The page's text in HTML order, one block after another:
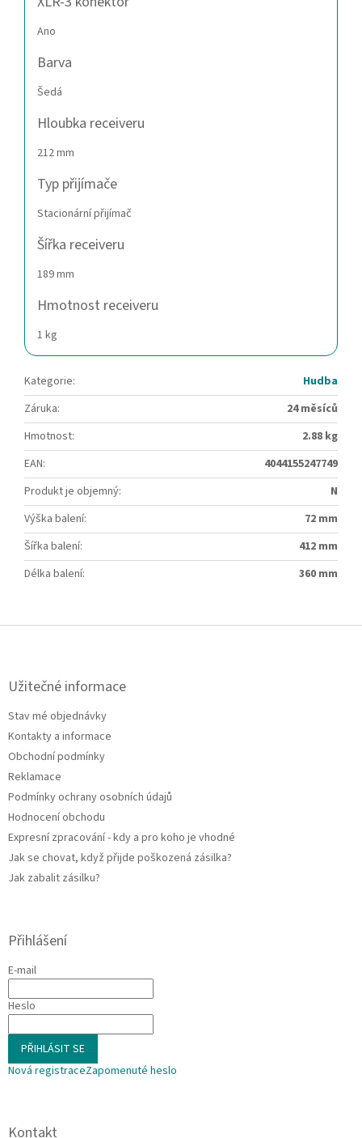
Ano
Barva
Šedá
Hloubka receiveru
212 mm
Typ přijímače
Stacionární přijímač
Šířka receiveru
189 mm
Hmotnost receiveru
1 kg
Kategorie:
Hudba
Záruka:
24 měsíců
Hmotnost:
2.88 kg
EAN:
4044155247749
Produkt je objemný:
N
Výška balení:
72 mm
Šířka balení:
412 mm
Délka balení: 360 mm
Z
Užitečné informace
Stav mé objednávky
Kontakty a informace
Obchodní podmínky
Reklamace
Podmínky ochrany osobních údajů
Hodnocení obchodu
Expresní zpracování - kdy a pro koho je vhodné
Jak se chovat, když přijde poškozená zásilka?
Jak zabalit zásilku?
Přihlášení
E-mail
Heslo
PŘIHLÁSIT SE
Nová registraceZapomenuté heslo
Kontakt